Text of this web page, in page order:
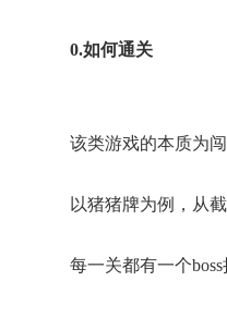
0.如何通关
该类游戏的本质为
以猪猪牌为例，从
每一关都有一个